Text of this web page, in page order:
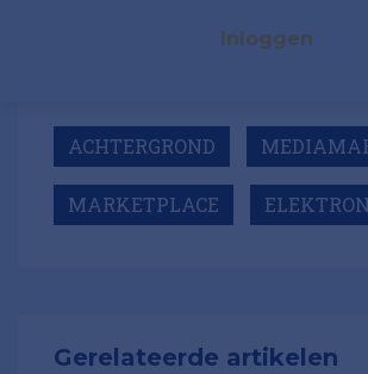
Inloggen
ACHTERGROND
MARKETPLACE
Gerelateerde artikelen